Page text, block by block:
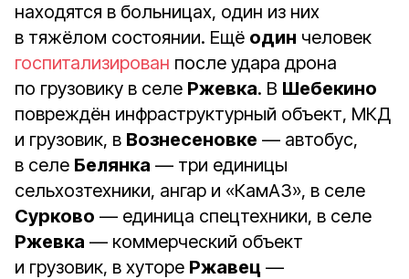
находятся в больницах, один из них
в тяжёлом состоянии. Ещё один человек
госпитализирован после удара дрона
по грузовику в селе Ржевка. В Шебекино
повреждён инфраструктурный объект, МКД
и грузовик, в Вознесеновке — автобус,
в селе Белянка — три единицы
сельхозтехники, ангар и «КамАЗ», в селе
Сурково — единица спецтехники, в селе
Ржевка — коммерческий объект
и грузовик, в хуторе Ржавец —